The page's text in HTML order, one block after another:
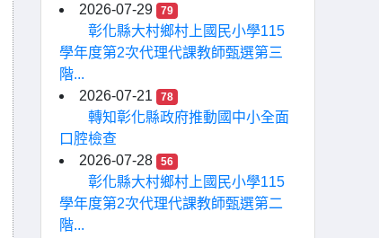
2026-07-29
79
彰化縣大村鄉村上國民小學115
學年度第2次代理代課教師甄選第三
階...
2026-07-21
78
轉知彰化縣政府推動國中小全面
口腔檢查
2026-07-28
56
彰化縣大村鄉村上國民小學115
學年度第2次代理代課教師甄選第二
階...